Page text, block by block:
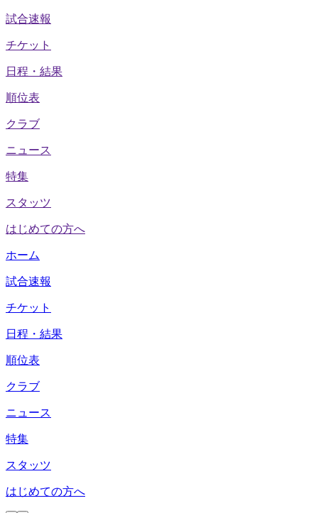
試合速報
チケット
日程・結果
順位表
クラブ
ニュース
特集
スタッツ
はじめての方へ
ホーム
試合速報
チケット
日程・結果
順位表
クラブ
ニュース
特集
スタッツ
はじめての方へ